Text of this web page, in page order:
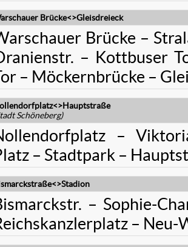
Brücke<>Gleisdreieck
Brücke –
– Kottbuser
– Möckernbrücke –
Schöneberg)
–
– Stadtpark –
– Sophie-
– Neu-